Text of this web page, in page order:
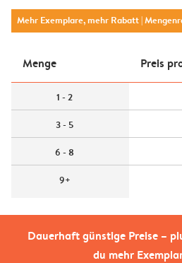
Dauerhaft günstige Preise –
du mehr
Mehr Exemplare, mehr Rabatt|
Menge Preis
1 - 2
3 - 5
6 - 8
9+